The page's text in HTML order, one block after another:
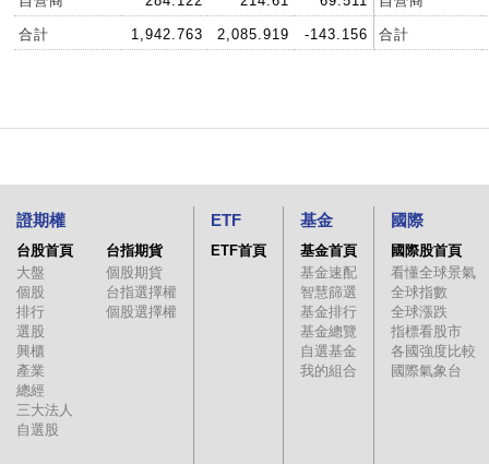
合計 1,942.763 2,085.919 -143.156 合計
證期權
台股首頁
大盤
個股
排行
選股
興櫃
產業
總經
三大法人
自選股
台指期貨
個股期貨
台指選擇權
個股選擇權
ETF
ETF首頁
基金
基金首頁
基金速配
智慧篩選
基金排行
基金總覽
自選基金
我的組合
國際
國際股首頁
看懂全球景氣
全球指數
全球漲跌
指標看股市
各國強度比較
國際氣象台